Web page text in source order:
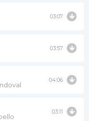
03:07
03:57
04:06
03:11